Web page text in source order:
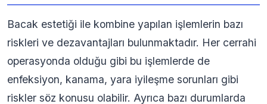
Bacak estetiği ile kombine yapılan işlemlerin bazı
riskleri ve dezavantajları bulunmaktadır. Her cerrahi
operasyonda olduğu gibi bu işlemlerde de
enfeksiyon, kanama, yara iyileşme sorunları gibi
riskler söz konusu olabilir. Ayrıca bazı durumlarda